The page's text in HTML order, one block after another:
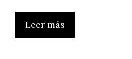
Leer más